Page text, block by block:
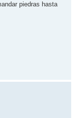
piedras hasta